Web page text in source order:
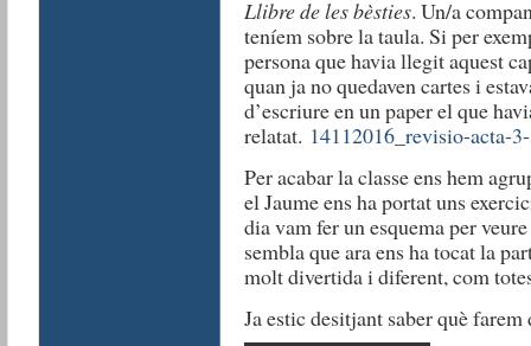
Llibre de les bèsties. Un/a
teníem sobre la taula. Si per
persona que havia llegit aquest
quan ja no quedaven cartes i
d’escriure en un paper el que
relatat. 14112016_revisio-acta-
Per acabar la classe ens hem
el Jaume ens ha portat uns
dia vam fer un esquema per
sembla que ara ens ha tocat la
molt divertida i diferent, com
Ja estic desitjant saber què